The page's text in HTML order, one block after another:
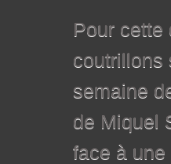
Pour cette
coutrillons
semaine
de Miquel
face à